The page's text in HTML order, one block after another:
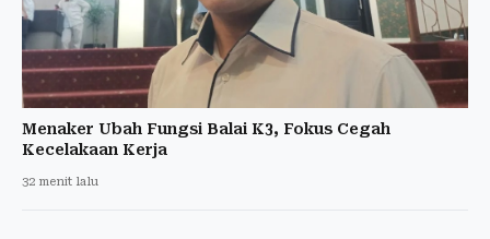
Menaker Ubah Fungsi Balai K3, Fokus Cegah
Kecelakaan Kerja
32 menit lalu